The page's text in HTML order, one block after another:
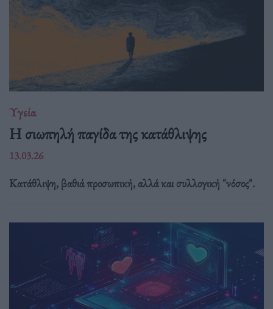
Υγεία
Η σιωπηλή παγίδα της κατάθλιψης
13.03.26
Κατάθλιψη, βαθιά προσωπική, αλλά και συλλογική "νόσος".